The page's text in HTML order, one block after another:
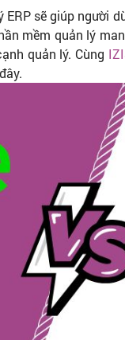
sẽ giúp người
mềm quản lý
quản lý. Cùng